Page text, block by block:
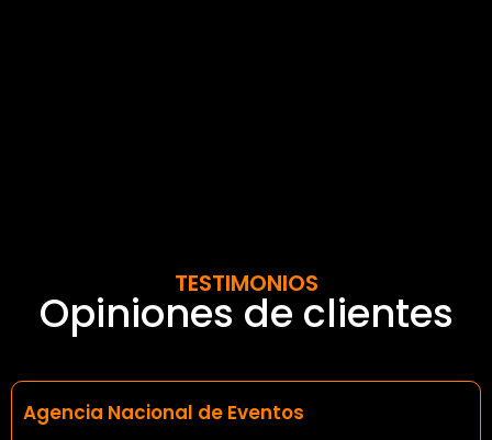
TESTIMONIOS
Opiniones de clientes
Agencia Nacional de Eventos